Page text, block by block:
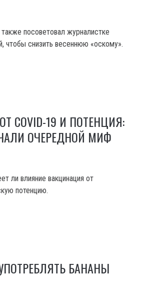
посоветовал журналистке
чтобы снизить весеннюю «оскому».
COVID-19 И ПОТЕНЦИЯ:
ОЧЕРЕДНОЙ МИФ
ли влияние вакцинация от
потенцию.
БАНАНЫ